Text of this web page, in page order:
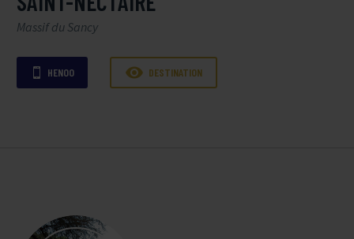
Massif du Sancy
 HENOO  DESTINATION